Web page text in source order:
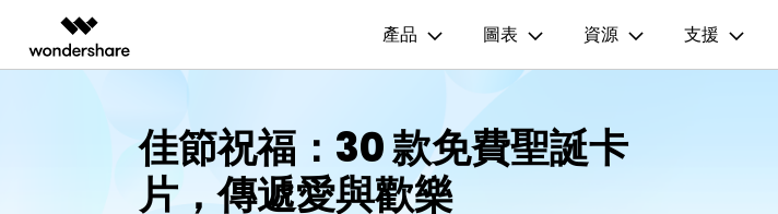
精選產品
完整的影片編輯工具。
圖表與圖像產品
EdrawMax
輕鬆繪製圖表。
商務
企業
教育
PDF 解決方案
PDFelement
關於我們
產品
EdrawMax
多合一圖表軟體 心智圖與腦力
圖表
商業用途
流程圖
技術用途
UML
資源
資源範本
EdrawMax 社區
文章内容
各種商務圖表範例 >
支援
教程
EdrawMax 教程 >
佳節祝福：30 款免費聖誕卡
片，傳遞愛與歡樂